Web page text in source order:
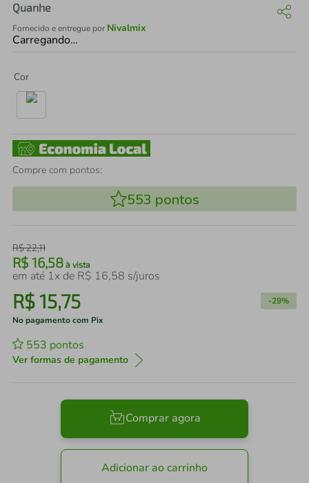
Quanhe
Fornecido e entregue por Nivalmix
Carregando…
Cor
Compre com pontos:
553 pontos
R$22,11
R$ 16,58 à vista
em até 1x de R$ 16,58 s/juros
R$15,75 -29%
No pagamento com Pix
553 pontos
Ver formas de pagamento
Comprar agora
Adicionar ao carrinho